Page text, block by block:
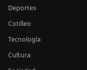
Deportes
Cotilleo
Tecnología
Cultura